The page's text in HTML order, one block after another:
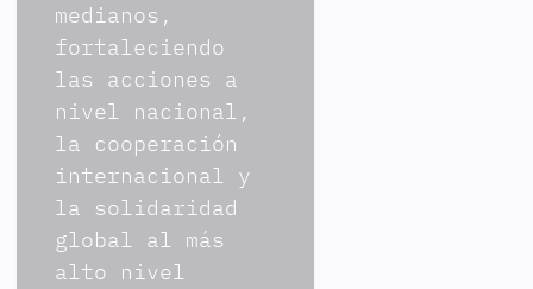
medianos,
fortaleciendo
las acciones a
nivel nacional,
la cooperación
internacional y
la solidaridad
global al más
alto nivel